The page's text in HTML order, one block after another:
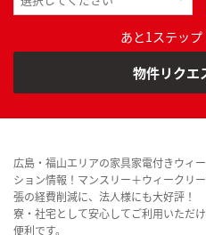
あと1ステップ
物件リクエ
広島・福山エリアの家具家電付きウィ
ション情報！マンスリー＋ウィークリ
張の経費削減に、法人様にも大好評！
寮・社宅として安心してご利用いただ
便利です。